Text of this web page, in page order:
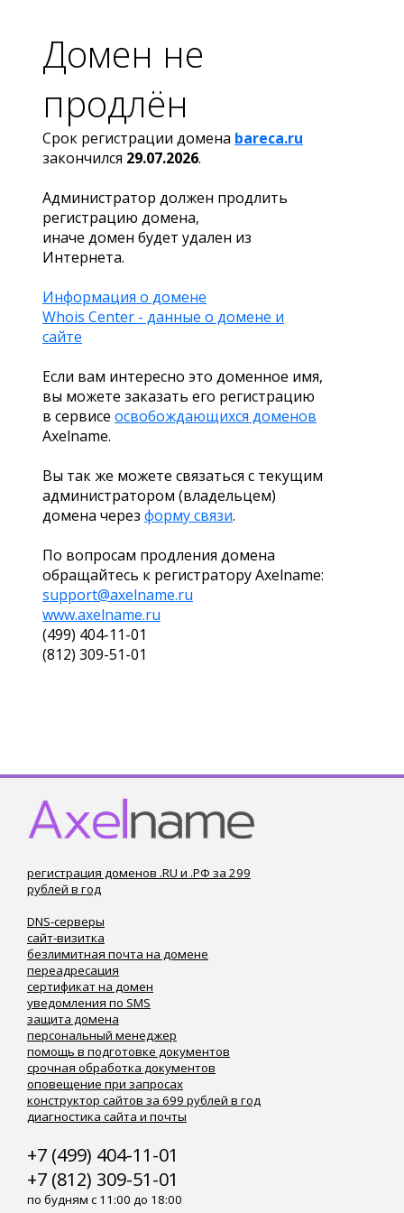
Домен не
продлён
Срок регистрации домена bareca.ru
закончился 29.07.2026.
Администратор должен продлить
регистрацию домена,
иначе домен будет удален из
Интернета.
Информация о домене
Whois Center - данные о домене и
сайте
Если вам интересно это доменное имя,
вы можете заказать его регистрацию
в сервисе освобождающихся доменов
Axelname.
Вы так же можете связаться с текущим
администратором (владельцем)
домена через форму связи.
По вопросам продления домена
обращайтесь к регистратору Axelname:
support@axelname.ru
www.axelname.ru
(499) 404-11-01
(812) 309-51-01
регистрация доменов .RU и .РФ за 299
рублей в год
DNS-серверы
сайт-визитка
безлимитная почта на домене
переадресация
сертификат на домен
уведомления по SMS
защита домена
персональный менеджер
помощь в подготовке документов
срочная обработка документов
оповещение при запросах
конструктор сайтов за 699 рублей в год
диагностика сайта и почты
+7 (499) 404-11-01
+7 (812) 309-51-01
по будням с 11:00 до 18:00